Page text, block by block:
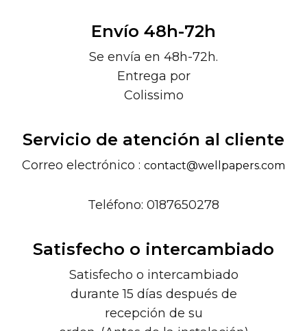
Envío 48h-72h
Se envía en 48h-72h.
Entrega por
Colissimo
Servicio de atención al cliente
Correo electrónico : contact@wellpapers.com
Teléfono: 0187650278
Satisfecho o intercambiado
Satisfecho o intercambiado
durante 15 días después de
recepción de su